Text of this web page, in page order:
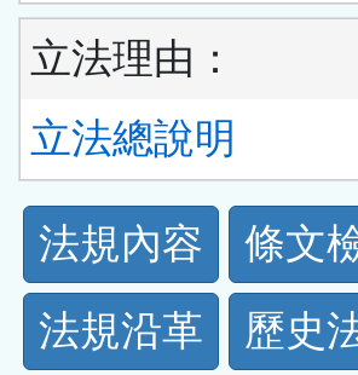
立法理由：
立法總說明
法
規
功
法規內容 條文
法規沿革
歷史